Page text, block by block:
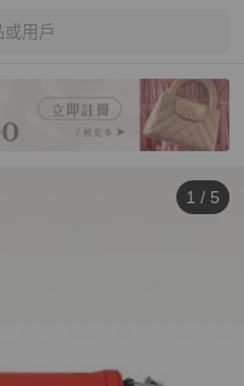
或用戶
1 / 5